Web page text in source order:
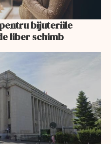
bijuteriile
liber schimb